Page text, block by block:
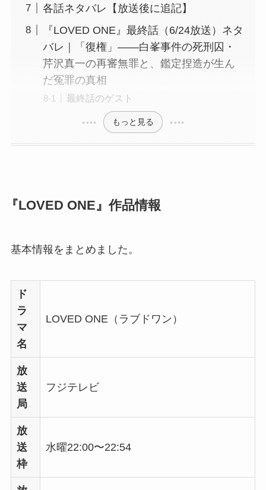
各話ネタバレ【放送後に追記】
『LOVED ONE』最終話（6/24放送）ネタ
バレ｜「復権」——白峯事件の死刑囚・
芹沢真一の再審無罪と、鑑定捏造が生ん
だ冤罪の真相
最終話のゲスト
もっと見る
『LOVED ONE』作品情報
基本情報をまとめました。
ド
ラ
マ
名
LOVED ONE（ラブドワン）
放
送
局
フジテレビ
放
送
枠
水曜22:00〜22:54